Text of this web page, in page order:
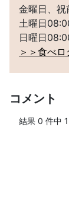
金曜日、
土曜日
日曜日
＞＞食べ
コメント
結果 0 件中 1